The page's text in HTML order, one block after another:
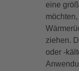
eine
ziehen.
oder -